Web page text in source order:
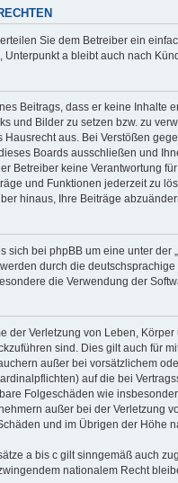
Sie dem Betreiber ein
Unterpunkt a bleibt auch nach
Beitrags, dass er keine Inhalte
und Bilder zu setzen bzw. zu
Hausrecht aus. Bei Verstößen
Boards ausschließen und
Betreiber keine Verantwortung
und Funktionen jederzeit zu
hinaus, Ihre Beiträge
bei phpBB um eine unter der „
durch die
die Verwendung der
der Verletzung von Leben,
sind. Dies gilt auch für
außer bei vorsätzlichem
auf die bei
Folgeschäden wie
außer bei der Verletzung
und im Übrigen der Höhe
a bis c gilt sinngemäß auch
nationalem Recht